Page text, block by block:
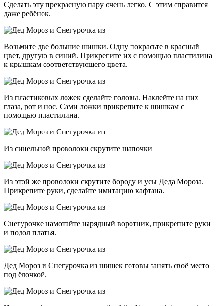
Сделать эту прекрасную пару очень легко. С этим справится
даже ребёнок.
Возьмите две большие шишки. Одну покрасьте в красный
цвет, другую в синий. Прикрепите их с помощью пластилина
к крышкам соответствующего цвета.
Из пластиковых ложек сделайте головы. Наклейте на них
глаза, рот и нос. Сами ложки прикрепите к шишкам с
помощью пластилина.
Из синельной проволоки скрутите шапочки.
Из этой же проволоки скрутите бороду и усы Деда Мороза.
Прикрепите руки, сделайте имитацию кафтана.
Снегурочке намотайте нарядный воротник, прикрепите руки
и подол платья.
Дед Мороз и Снегурочка из шишек готовы занять своё место
под ёлочкой.